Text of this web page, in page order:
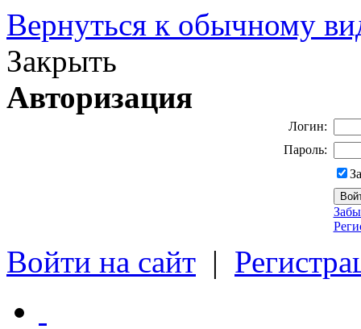
Вернуться к обычному
Закрыть
Авторизация
Логин:
Пароль:
Войти на сайт |